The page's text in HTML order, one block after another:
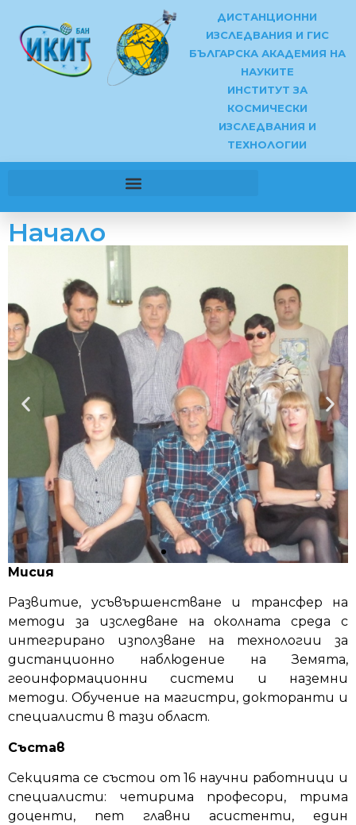
ДИСТАНЦИОННИ
ИЗСЛЕДВАНИЯ И ГИС
БЪЛГАРСКА АКАДЕМИЯ НА
НАУКИТЕ
ИНСТИТУТ ЗА
КОСМИЧЕСКИ
ИЗСЛЕДВАНИЯ И
ТЕХНОЛОГИИ
Начало
ЗА НАС
СЕКЦИЯ „ДИСТАНЦИОННИ
ИЗСЛЕДВАНИЯ И ГИС“ е основана
през 1976 година като звено на
Централната лаборатория за
космически изследвания
(понастоящем Институт за
космически изследвания и
повече
Мисия
Развитие, усъвършенстване и трансфер на
методи за изследване на околната среда с
интегрирано използване на технологии за
дистанционно наблюдение на Земята,
геоинформационни системи и наземни
методи. Обучение на магистри, докторанти и
специалисти в тази област.
Състав
Секцията се състои от 16 научни работници и
специалисти: четирима професори, трима
доценти, пет главни асистенти, един